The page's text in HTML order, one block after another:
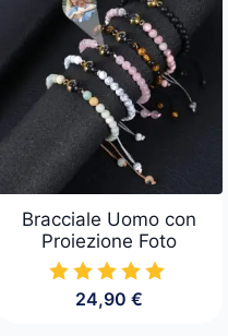
24,90 €
a
34,90 €
Bracciale Uomo con
Proiezione Foto
24,90 €